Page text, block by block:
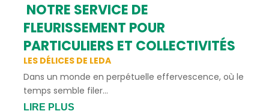
NOTRE SERVICE DE
FLEURISSEMENT POUR
PARTICULIERS ET COLLECTIVITÉS
LES DÉLICES DE LEDA
Dans un monde en perpétuelle effervescence, où le
temps semble filer...
LIRE PLUS